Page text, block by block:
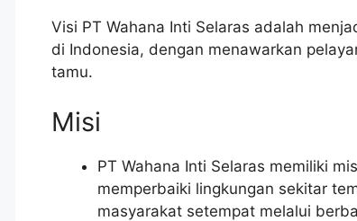
Visi PT Wahana Inti Selaras adalah
di Indonesia, dengan menawarkan
tamu.
Misi
PT Wahana Inti Selaras memiliki
memperbaiki lingkungan sekitar
masyarakat setempat melalui